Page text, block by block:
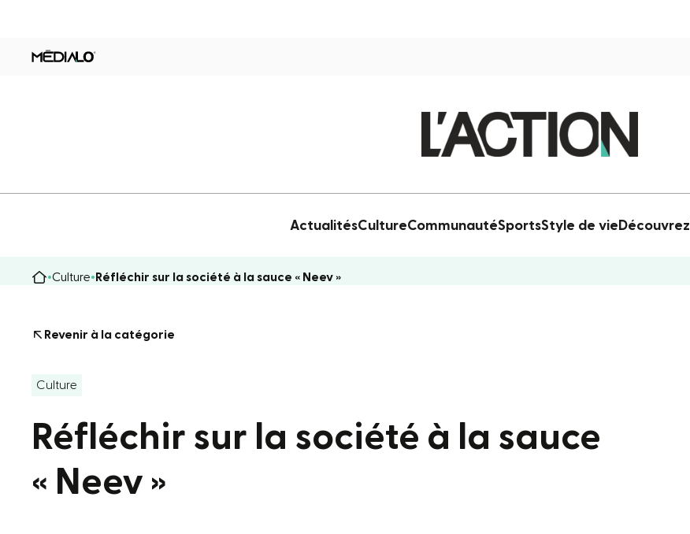
ActualitésCultureCommunautéSportsStyle de vie Découvrez
Culture Réfléchir sur la société à la sauce « Neev »
Revenir à la catégorie
Culture
Réfléchir sur la société à la sauce
« Neev »